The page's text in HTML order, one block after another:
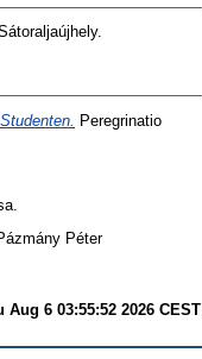
Peregrinatio
Péter
Aug 6 03:55:52 2026 CEST